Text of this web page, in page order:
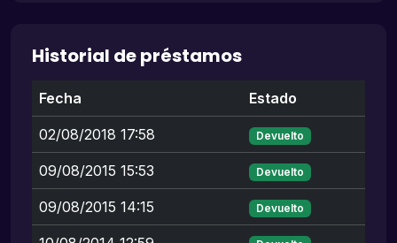
Historial de préstamos
Fecha Estado
02/08/2018 17:58 Devuelto
09/08/2015 15:53 Devuelto
09/08/2015 14:15 Devuelto